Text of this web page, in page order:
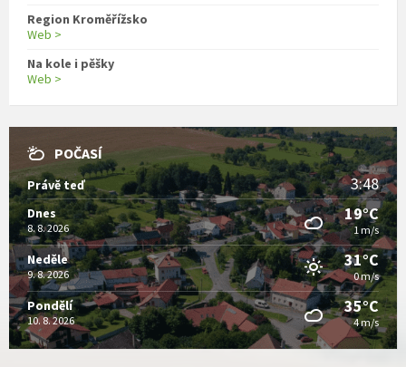
Region Kroměřížsko
Web >
Na kole i pěšky
Web >
POČASÍ
Právě teď 3:48
Dnes
8. 8. 2026
19°C
1 m/s
Neděle
9. 8. 2026
31°C
0 m/s
Pondělí
10. 8. 2026
35°C
4 m/s